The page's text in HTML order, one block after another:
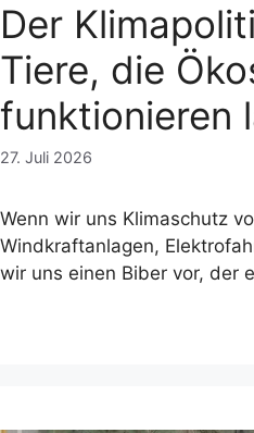
Der
Tiere, die
funktionieren
27. Juli 2026
Wenn wir uns Klimaschutz
Windkraftanlagen,
wir uns einen Biber vor, der